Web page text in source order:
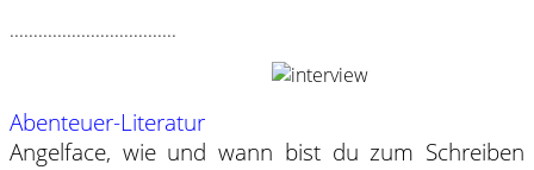
...................................
Abenteuer-Literatur
Angelface, wie und wann bist du zum Schreiben